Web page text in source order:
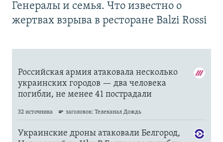
Генералы и семья. Что известно о
жертвах взрыва в ресторане Balzi Rossi